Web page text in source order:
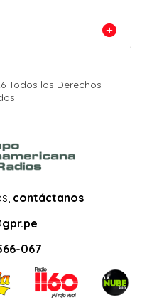
Todos los Derechos
contáctanos
067